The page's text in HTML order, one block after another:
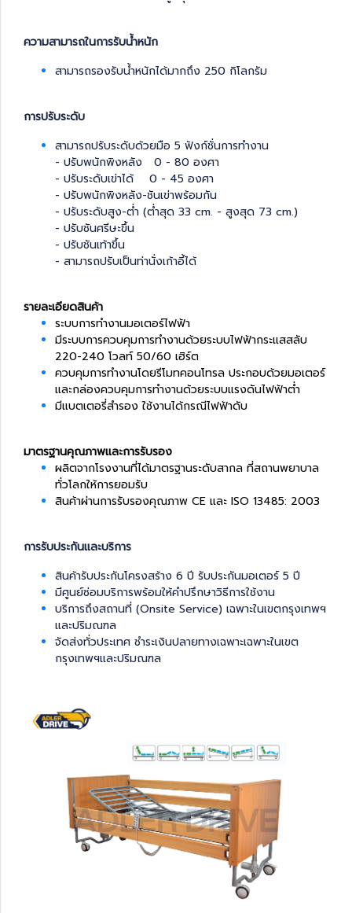
ความสามารถในการรับน้ำหนัก
สามารถรองรับน้ำหนักได้มากถึง 250 กิโลกรัม
การปรับระดับ
สามารถปรับระดับด้วยมือ 5 ฟังก์ชั่นการทำงาน
- ปรับพนักพิงหลัง 0 - 80 องศา
- ปรับระดับเข่าได้ 0 - 45 องศา
- ปรับพนักพิงหลัง-ชันเข่าพร้อมกัน
- ปรับระดับสูง-ต่ำ (ต่ำสุด 33 cm. - สูงสุด 73 cm.)
- ปรับชันศรีษะขึ้น
- ปรับชันเท้าขึ้น
- สามารถปรับเป็นท่านั่งเก้าอี้ได้
รายละเอียดสินค้า
ระบบการทำงานมอเตอร์ไฟฟ้า
มีระบบการควบคุมการทำงานด้วยระบบไฟฟ้ากระแสสลับ
220-240 โวลท์ 50/60 เฮิร์ต
ควบคุมการทำงานโดยรีโมทคอนโทรล ประกอบด้วยมอเตอร์
และกล่องควบคุมการทำงานด้วยระบบแรงดันไฟฟ้าต่ำ
มีแบตเตอรี่สำรอง ใช้งานได้กรณีไฟฟ้าดับ
มาตรฐานคุณภาพและการรับรอง
ผลิตจากโรงงานที่ได้มาตรฐานระดับสากล ที่สถานพยาบาล
ทั่วโลกให้การยอมรับ
สินค้าผ่านการรับรองคุณภาพ CE และ ISO 13485: 2003
การรับประกันและบริการ
สินค้ารับประกันโครงสร้าง 6 ปี รับประกันมอเตอร์ 5 ปี
มีศูนย์ซ่อมบริการพร้อมให้คำปรึกษาวิธีการใช้งาน
บริการถึงสถานที่ (Onsite Service) เฉพาะในเขตกรุงเทพฯ
และปริมณฑล
จัดส่งทั่วประเทศ ชำระเงินปลายทางเฉพาะเฉพาะในเขต
กรุงเทพฯและปริมณฑล